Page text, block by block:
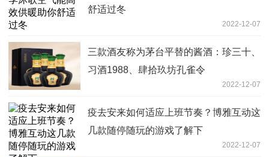
舒适过冬
2022-12-07
三款酒友称为茅台平替的酱酒：珍三十、
习酒1988、肆拾玖坊孔雀令
2022-12-07
疫去安来如何适应上班节奏？博雅互动这
几款随停随玩的游戏了解下
2022-12-07